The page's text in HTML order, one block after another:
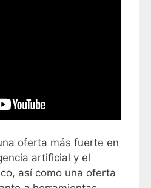
oferta más fuerte en
artificial y el
así como una oferta